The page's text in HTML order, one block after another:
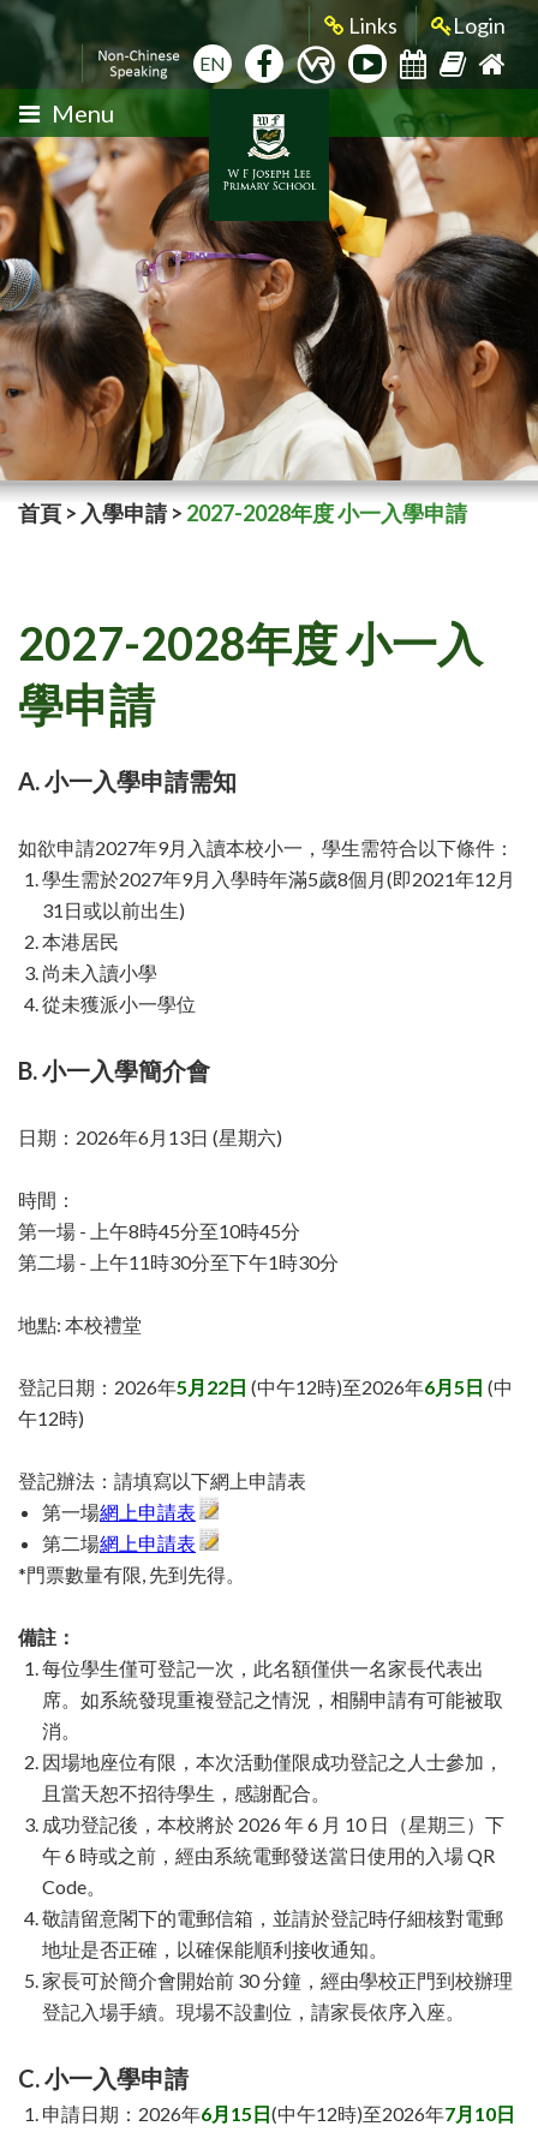
Links Login
EN
Menu
首頁 > 入學申請> 2027-2028年度 小一入學申請
2027-2028年度 小一入
學申請
A. 小一入學申請需知
如欲申請2027年9月入讀本校小一，學生需符合以下條件：
學生需於2027年9月入學時年滿5歲8個月(即2021年12月
31日或以前出生)
本港居民
尚未入讀小學
從未獲派小一學位
B. 小一入學簡介會
日期：2026年6月13日 (星期六)
時間：
第一場 - 上午8時45分至10時45分
第二場 - 上午11時30分至下午1時30分
地點: 本校禮堂
登記日期：2026年5月22日 (中午12時)至2026年6月5日 (中
午12時)
登記辦法：請填寫以下網上申請表
第一場網上申請表
第二場網上申請表
*門票數量有限, 先到先得。
備註：
每位學生僅可登記一次，此名額僅供一名家長代表出
席。如系統發現重複登記之情況，相關申請有可能被取
消。
因場地座位有限，本次活動僅限成功登記之人士參加，
且當天恕不招待學生，感謝配合。
成功登記後，本校將於 2026 年 6 月 10 日（星期三）下
午 6 時或之前，經由系統電郵發送當日使用的入場 QR
Code。
敬請留意閣下的電郵信箱，並請於登記時仔細核對電郵
地址是否正確，以確保能順利接收通知。
家長可於簡介會開始前 30 分鐘，經由學校正門到校辦理
登記入場手續。現場不設劃位，請家長依序入座。
C. 小一入學申請
申請日期：2026年6月15日(中午12時)至2026年7月10日